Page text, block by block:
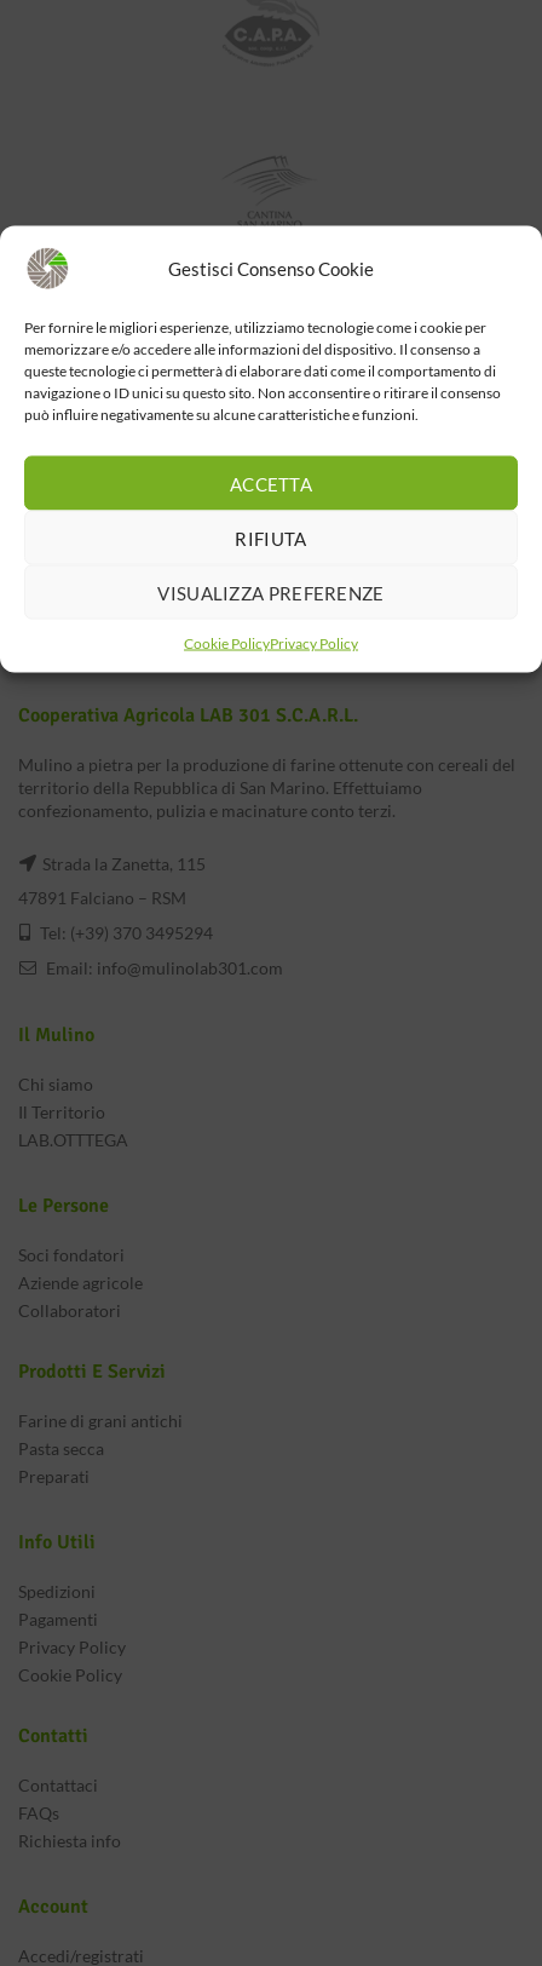
Gestisci Consenso Cookie
Per fornire le migliori esperienze, utilizziamo tecnologie come i cookie per
memorizzare e/o accedere alle informazioni del dispositivo. Il consenso a
queste tecnologie ci permetterà di elaborare dati come il comportamento di
navigazione o ID unici su questo sito. Non acconsentire o ritirare il consenso
può influire negativamente su alcune caratteristiche e funzioni.
ACCETTA
RIFIUTA
VISUALIZZA PREFERENZE
Cookie PolicyPrivacy Policy
Cooperativa Agricola LAB 301 S.c.a.r.l.
Mulino a pietra per la produzione di farine ottenute con cereali del
territorio della Repubblica di San Marino. Effettuiamo
confezionamento, pulizia e macinature conto terzi.
Strada la Zanetta, 115
47891 Falciano – RSM
Tel: (+39) 370 3495294
Email: info@mulinolab301.com
Il Mulino
Chi siamo
Il Territorio
LAB.OTTTEGA
Le Persone
Soci fondatori
Aziende agricole
Collaboratori
Prodotti E Servizi
Farine di grani antichi
Pasta secca
Preparati
Info Utili
Spedizioni
Pagamenti
Privacy Policy
Cookie Policy
Contatti
Contattaci
FAQs
Richiesta info
Account
Accedi/registrati